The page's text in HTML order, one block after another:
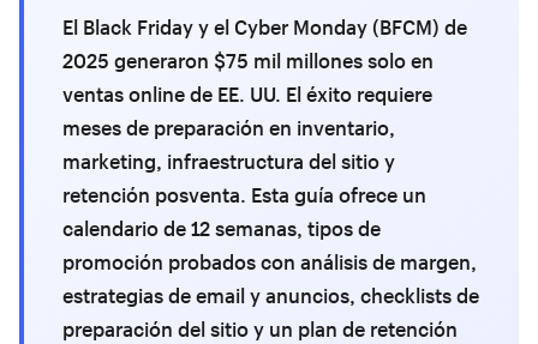
El Black Friday y el Cyber Monday (BFCM) de
2025 generaron $75 mil millones solo en
ventas online de EE. UU. El éxito requiere
meses de preparación en inventario,
marketing, infraestructura del sitio y
retención posventa. Esta guía ofrece un
calendario de 12 semanas, tipos de
promoción probados con análisis de margen,
estrategias de email y anuncios, checklists de
preparación del sitio y un plan de retención